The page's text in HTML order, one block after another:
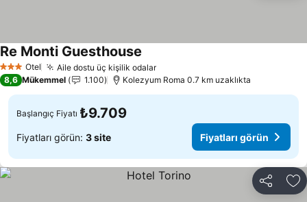
3 YıldızOtel Aile dostu üç kişilik odalarFiyatları görün
Re Monti Guesthouse
8,6 Mükemmel 1.100 Kolezyum Roma 0.7 km uzaklıkta
Başlangıç Fiyatı ₺9.709
Fiyatları görün: 3 site Fiyatları görün
Paylaş